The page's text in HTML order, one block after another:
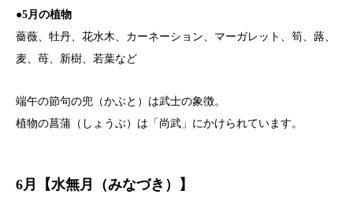
●5月の植物
薔薇、牡丹、花水木、カーネーション、マーガレット、筍、蕗、
麦、苺、新樹、若葉など
端午の節句の兜（かぶと）は武士の象徴。
植物の菖蒲（しょうぶ）は「尚武」にかけられています。
6月【水無月（みなづき）】